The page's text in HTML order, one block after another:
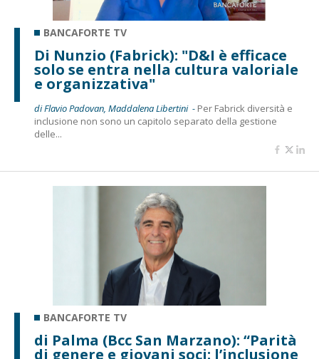
BANCAFORTE TV
Di Nunzio (Fabrick): "D&I è efficace
solo se entra nella cultura valoriale
e organizzativa"
di Flavio Padovan, Maddalena Libertini - Per Fabrick diversità e
inclusione non sono un capitolo separato della gestione
delle...
BANCAFORTE TV
di Palma (Bcc San Marzano): “Parità
di genere e giovani soci: l’inclusione